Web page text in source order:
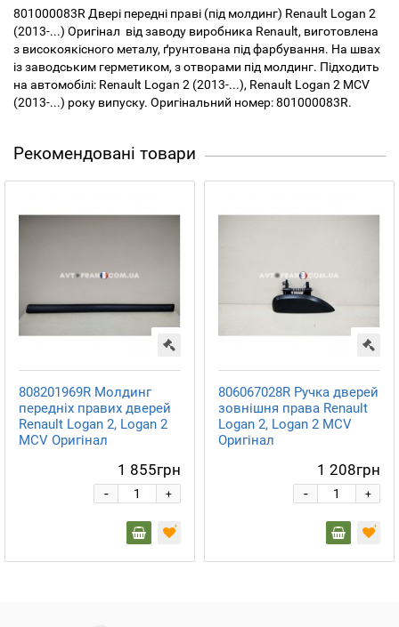
801000083R Двері передні праві (під молдинг) Renault Logan 2
(2013-...) Оригінал від заводу виробника Renault, виготовлена ​​
з високоякісного металу, ґрунтована під фарбування. На швах
із заводським герметиком, з отворами під молдинг. Підходить
на автомобілі: Renault Logan 2 (2013-...), Renault Logan 2 MCV
(2013-...) року випуску. Оригінальний номер: 801000083R.
Рекомендовані товари
808201969R Молдинг
передніх правих дверей
Renault Logan 2, Logan 2
MCV Оригінал
1 855грн
+
-
806067028R Ручка дверей
зовнішня права Renault
Logan 2, Logan 2 MCV
Оригінал
1 208грн
+
-